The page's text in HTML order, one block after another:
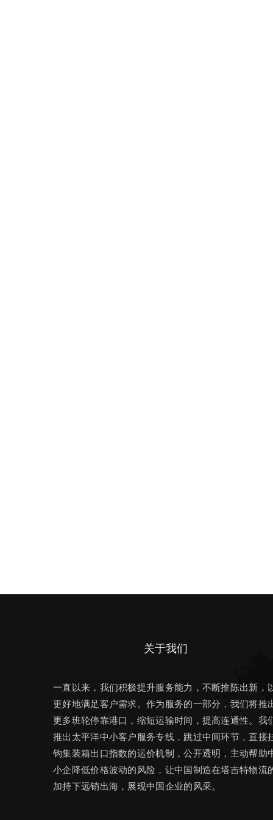
关于我们
一直以来，我们积极提升服务能力，不断推陈出新，
更好地满足客户需求。作为服务的一部分，我们将推
更多班轮停靠港口，缩短运输时间，提高连通性。我
推出太平洋中小客户服务专线，跳过中间环节，直接
钩集装箱出口指数的运价机制，公开透明，主动帮助
小企降低价格波动的风险，让中国制造在塔吉特物流
加持下远销出海，展现中国企业的风采。